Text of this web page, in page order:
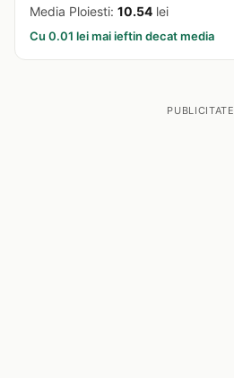
Media Ploiesti: 10.54 lei
Cu 0.01 lei mai ieftin decat media
PUBLICITATE